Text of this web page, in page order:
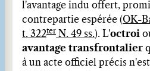
l'avantage indu offert,
contrepartie espérée (OK-
t. 322ter N. 49 ss.). L'octroi
avantage transfrontalier
à un acte officiel précis